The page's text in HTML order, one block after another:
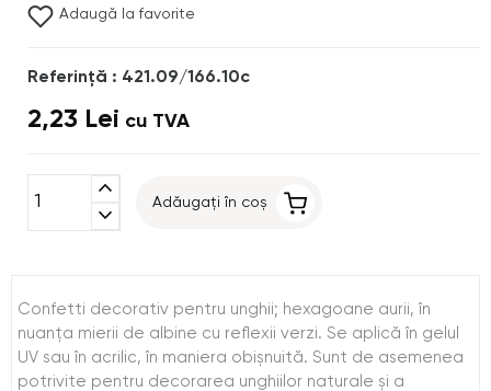
Adaugă la favorite
Referinţă : 421.09/166.10c
2,23 Lei cu TVA
expand_less
expand_more
Adăugați în coș
Confetti decorativ pentru unghii; hexagoane aurii, în
nuanţa mierii de albine cu reflexii verzi. Se aplică în gelul
UV sau în acrilic, în maniera obişnuită. Sunt de asemenea
potrivite pentru decorarea unghiilor naturale şi a